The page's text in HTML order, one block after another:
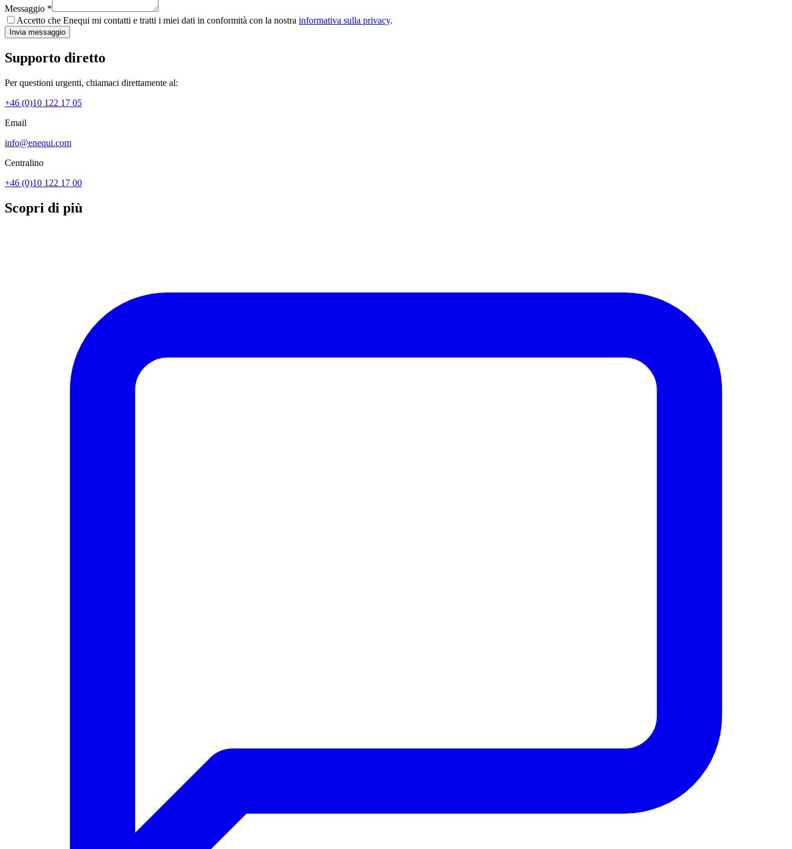
Messaggio *
Accetto che Enequi mi contatti e tratti i miei dati in conformità con la nostra informativa sulla privacy.
Invia messaggio
Supporto diretto
Per questioni urgenti, chiamaci direttamente al:
+46 (0)10 122 17 05
Email
info@enequi.com
Centralino
+46 (0)10 122 17 00
Scopri di più